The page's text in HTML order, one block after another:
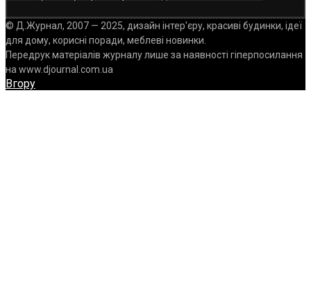
© Д.Журнал, 2007 — 2025, дизайн інтер'єру, красиві будинки, ідеї
для дому, корисні поради, меблеві новинки.
Передрук матеріалів журналу лише за наявності гіперпосилання
на www.djournal.com.ua
Вгору